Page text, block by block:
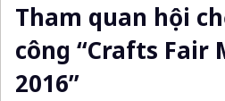
Tham quan hội
công “Crafts Fair
2016”